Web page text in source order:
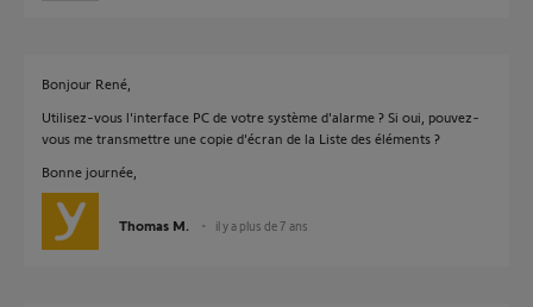
Bonjour René,
Utilisez-vous l'interface PC de votre système d'alarme ? Si oui, pouvez-
vous me transmettre une copie d'écran de la Liste des éléments ?
Bonne journée,
Thomas M. il y a plus de 7 ans